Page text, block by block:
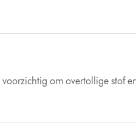
om overtollige stof